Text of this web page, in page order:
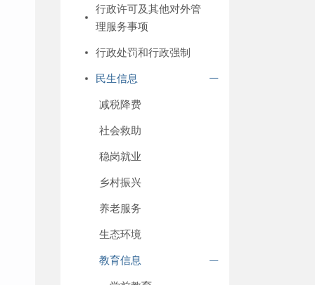
行政许可及其他对外管
理服务事项
行政处罚和行政强制
民生信息
减税降费
社会救助
稳岗就业
乡村振兴
养老服务
生态环境
教育信息